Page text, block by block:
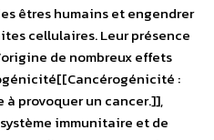
êtres humains et engendrer
cellulaires. Leur présence
de nombreux effets
:
à provoquer un cancer.]],
immunitaire et de